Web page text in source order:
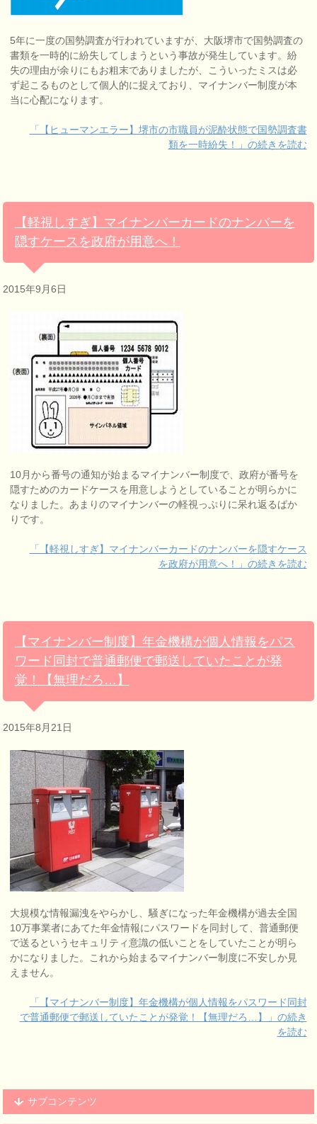
5年に一度の国勢調査が行われていますが、大阪堺市で国勢調査の
書類を一時的に紛失してしまうという事故が発生しています。紛
失の理由が余りにもお粗末でありましたが、こういったミスは必
ず起こるものとして個人的に捉えており、マイナンバー制度が本
当に心配になります。
「【ヒューマンエラー】堺市の市職員が泥酔状態で国勢調査書
類を一時紛失！」の続きを読む
【軽視しすぎ】マイナンバーカードのナンバーを
隠すケースを政府が用意へ！
2015年9月6日
10月から番号の通知が始まるマイナンバー制度で、政府が番号を
隠すためのカードケースを用意しようとしていることが明らかに
なりました。あまりのマイナンバーの軽視っぷりに呆れ返るばか
りです。
「【軽視しすぎ】マイナンバーカードのナンバーを隠すケース
を政府が用意へ！」の続きを読む
【マイナンバー制度】年金機構が個人情報をパス
ワード同封で普通郵便で郵送していたことが発
覚！【無理だろ…】
2015年8月21日
大規模な情報漏洩をやらかし、騒ぎになった年金機構が過去全国
10万事業者にあてた年金情報にパスワードを同封して、普通郵便
で送るというセキュリティ意識の低いことをしていたことが明ら
かになりました。これから始まるマイナンバー制度に不安しか見
えません。
「【マイナンバー制度】年金機構が個人情報をパスワード同封
で普通郵便で郵送していたことが発覚！【無理だろ…】」の続き
を読む
サブコンテンツ